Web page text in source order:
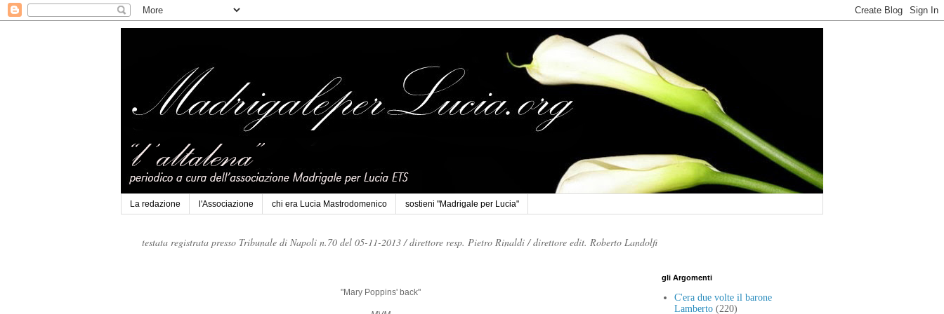
La redazione l'Associazione chi era Lucia Mastrodomenico sostieni "Madrigale per Lucia"
testata registrata presso Tribunale di Napoli n.70 del 05-11-2013 /direttore resp. Pietro Rinaldi /direttore edit. Roberto Landolfi
"Mary Poppins' back"
gli Argomenti
C'era due volte il barone
Lamberto (220)